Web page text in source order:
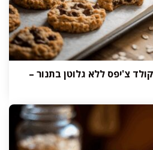
צ'יפס ללא גלוטן בתנור –